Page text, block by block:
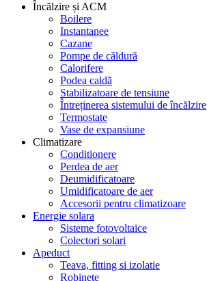
Încălzire și ACM
Boilere
Instantanee
Cazane
Pompe de căldură
Calorifere
Podea caldă
Stabilizatoare de tensiune
Întreținerea sistemului de încălzire
Termostate
Vase de expansiune
Climatizare
Conditionere
Perdea de aer
Deumidificatoare
Umidificatoare de aer
Accesorii pentru climatizoare
Energie solara
Sisteme fotovoltaice
Colectori solari
Apeduct
Teava, fitting si izolatie
Robinete